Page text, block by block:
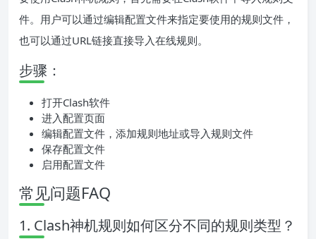
件。用户可以通过编辑配置文件来指定要使用的规则文件，
也可以通过URL链接直接导入在线规则。
步骤：
打开Clash软件
进入配置页面
编辑配置文件，添加规则地址或导入规则文件
保存配置文件
启用配置文件
常见问题FAQ
1. Clash神机规则如何区分不同的规则类型？